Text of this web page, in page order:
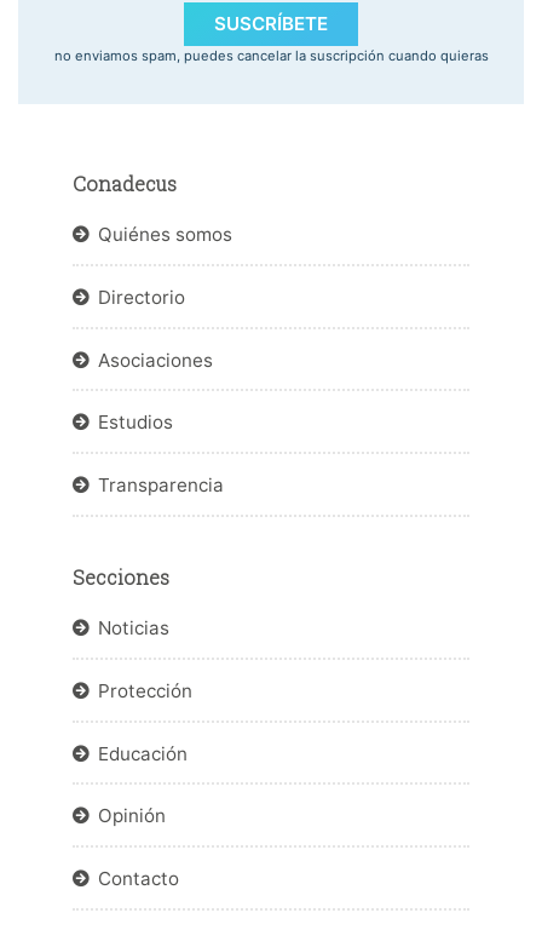
SUSCRÍBETE
no enviamos spam, puedes cancelar la suscripción cuando quieras
Conadecus
Quiénes somos
Directorio
Asociaciones
Estudios
Transparencia
Secciones
Noticias
Protección
Educación
Opinión
Contacto